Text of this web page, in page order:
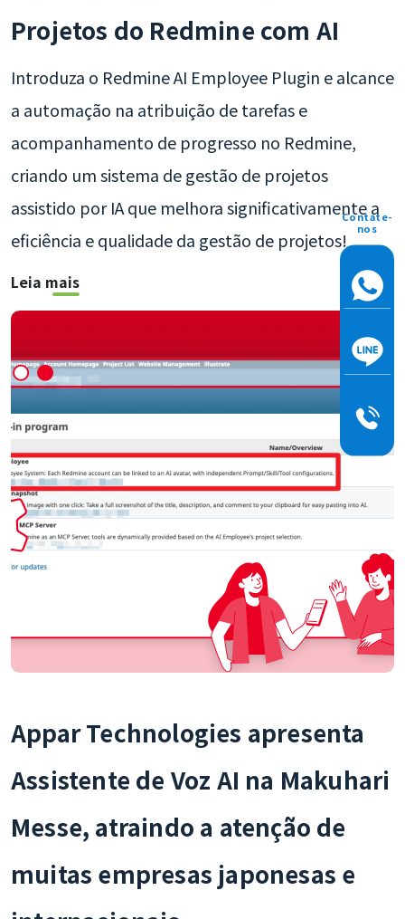
Projetos do Redmine com AI
Introduza o Redmine AI Employee Plugin e alcance
a automação na atribuição de tarefas e
acompanhamento de progresso no Redmine,
criando um sistema de gestão de projetos
assistido por IA que melhora significativamente a
eficiência e qualidade da gestão de projetos!
Leia mais
Appar Technologies apresenta
Assistente de Voz AI na Makuhari
Messe, atraindo a atenção de
muitas empresas japonesas e
Contate-
nos